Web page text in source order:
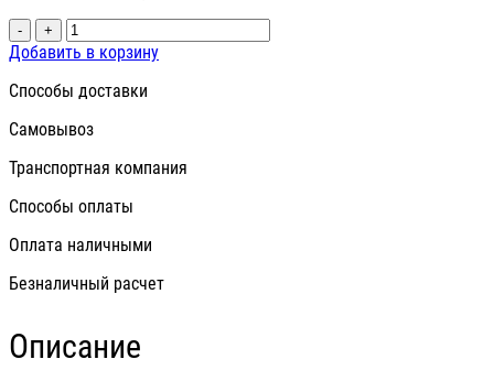
- +
Добавить в корзину
Способы доставки
Самовывоз
Транспортная компания
Способы оплаты
Оплата наличными
Безналичный расчет
Описание